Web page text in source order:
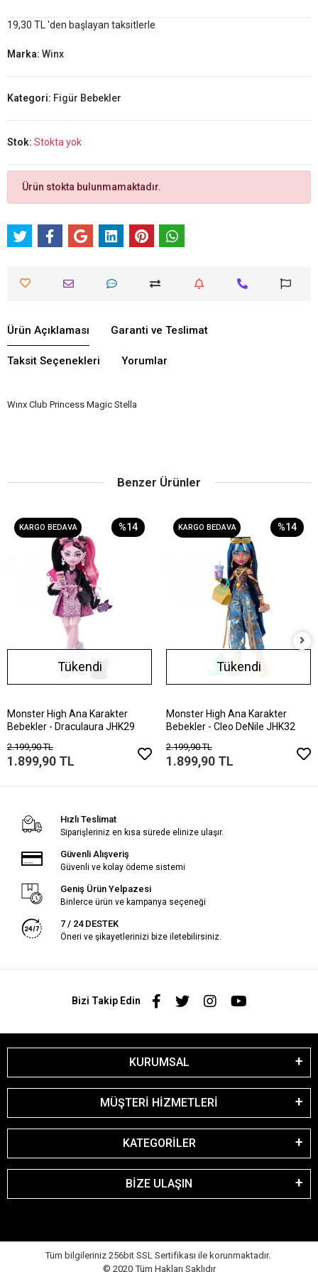
19,30 TL 'den başlayan taksitlerle
Marka: Winx
Kategori: Figür Bebekler
Stok: Stokta yok
Ürün stokta bulunmamaktadır.
Ürün Açıklaması Garanti ve Teslimat
Taksit Seçenekleri Yorumlar
Wınx Club Princess Magic Stella
Benzer Ürünler
KARGO BEDAVA %14
Tükendi
Monster High Ana Karakter
Bebekler - Draculaura JHK29
2.199,90 TL
1.899,90 TL
KARGO BEDAVA %14
Tükendi
Monster High Ana Karakter
Bebekler - Cleo DeNile JHK32
2.199,90 TL
1.899,90 TL
Hızlı Teslimat
Siparişleriniz en kısa sürede elinize ulaşır.
Güvenli Alışveriş
Güvenli ve kolay ödeme sistemi
Geniş Ürün Yelpazesi
Binlerce ürün ve kampanya seçeneği
7 / 24 DESTEK
Öneri ve şikayetlerinizi bize iletebilirsiniz.
Bizi Takip Edin
KURUMSAL
MÜŞTERİ HİZMETLERİ
KATEGORİLER
BİZE ULAŞIN
Tüm bilgileriniz 256bit SSL Sertifikası ile korunmaktadır.
© 2020 Tüm Hakları Saklıdır